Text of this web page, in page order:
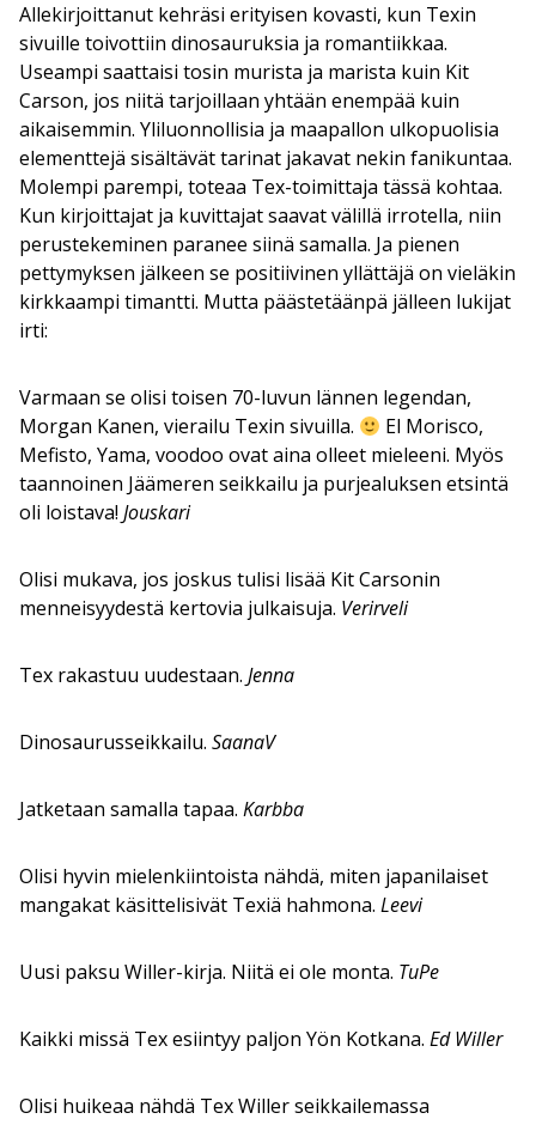
Allekirjoittanut kehräsi erityisen kovasti, kun Texin
sivuille toivottiin dinosauruksia ja romantiikkaa.
Useampi saattaisi tosin murista ja marista kuin Kit
Carson, jos niitä tarjoillaan yhtään enempää kuin
aikaisemmin. Yliluonnollisia ja maapallon ulkopuolisia
elementtejä sisältävät tarinat jakavat nekin fanikuntaa.
Molempi parempi, toteaa Tex-toimittaja tässä kohtaa.
Kun kirjoittajat ja kuvittajat saavat välillä irrotella, niin
perustekeminen paranee siinä samalla. Ja pienen
pettymyksen jälkeen se positiivinen yllättäjä on vieläkin
kirkkaampi timantti. Mutta päästetäänpä jälleen lukijat
irti:
Varmaan se olisi toisen 70-luvun lännen legendan,
Morgan Kanen, vierailu Texin sivuilla.
El Morisco,
Mefisto, Yama, voodoo ovat aina olleet mieleeni. Myös
taannoinen Jäämeren seikkailu ja purjealuksen etsintä
oli loistava! Jouskari
Olisi mukava, jos joskus tulisi lisää Kit Carsonin
menneisyydestä kertovia julkaisuja. Verirveli
Tex rakastuu uudestaan. Jenna
Dinosaurusseikkailu. SaanaV
Jatketaan samalla tapaa. Karbba
Olisi hyvin mielenkiintoista nähdä, miten japanilaiset
mangakat käsittelisivät Texiä hahmona. Leevi
Uusi paksu Willer-kirja. Niitä ei ole monta. TuPe
Kaikki missä Tex esiintyy paljon Yön Kotkana. Ed Willer
Olisi huikeaa nähdä Tex Willer seikkailemassa